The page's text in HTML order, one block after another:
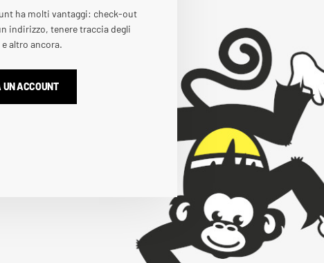
ha molti vantaggi: check-out
indirizzo, tenere traccia degli
altro ancora.
UN ACCOUNT